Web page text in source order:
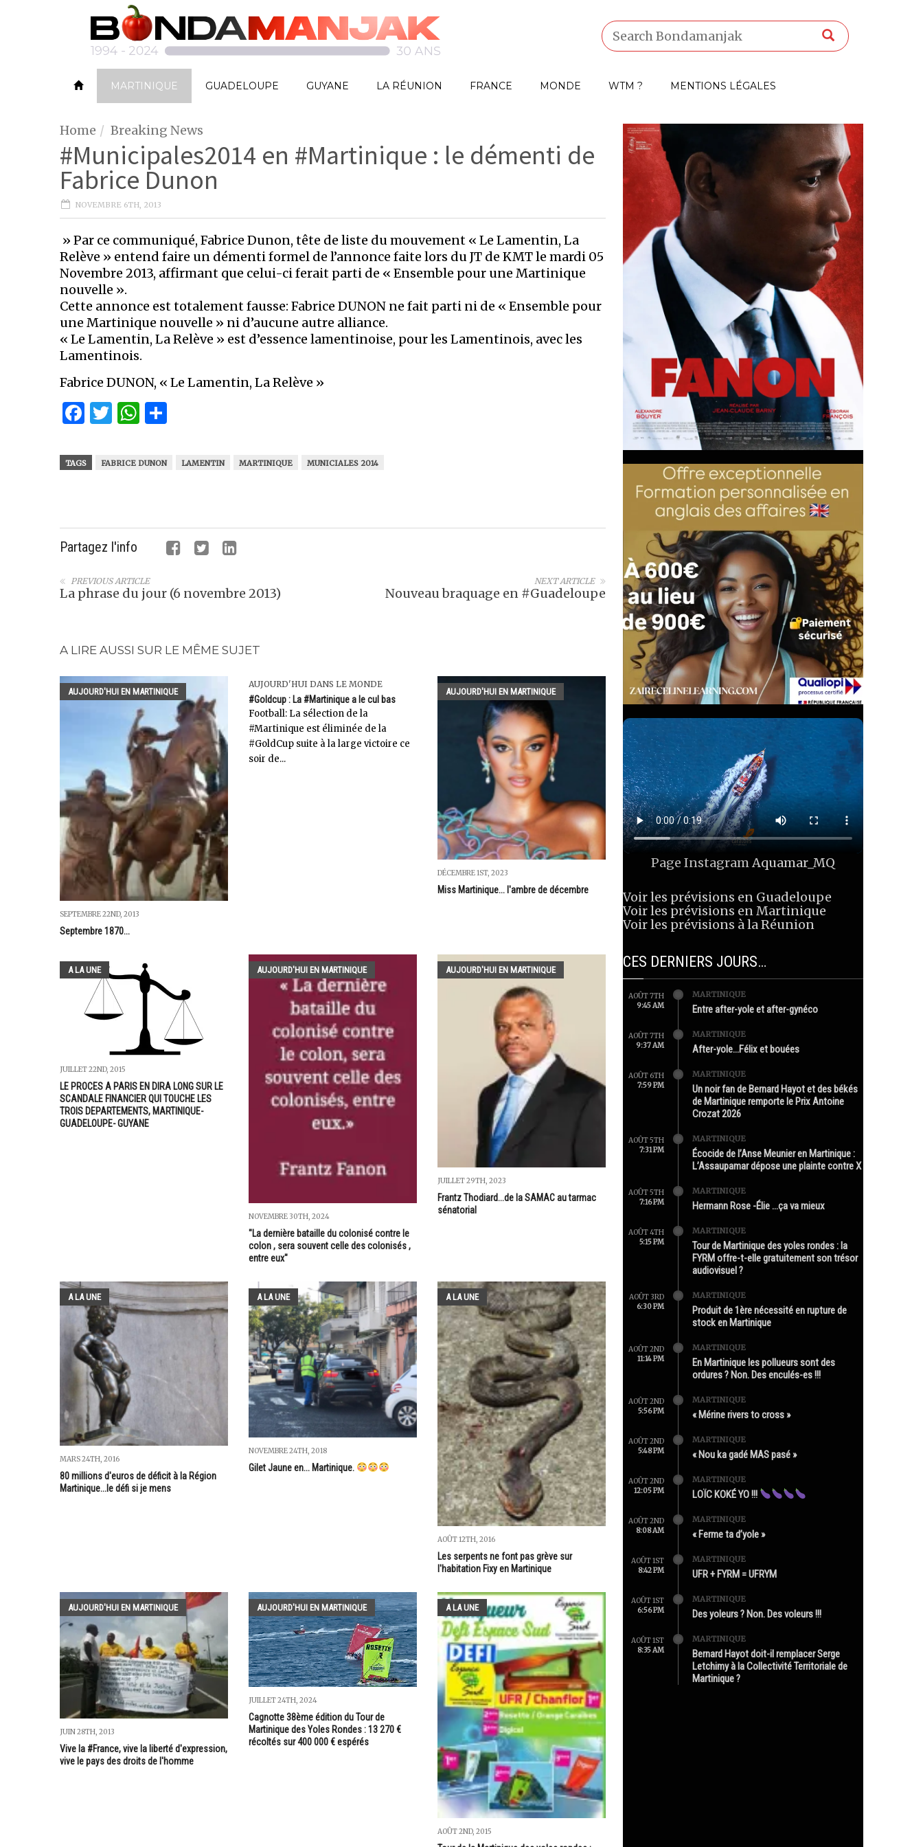
MARTINIQUE GUADELOUPE GUYANE LA RÉUNION FRANCE MONDE WTM ? MENTIONS LÉGALES
Home Breaking News
#Municipales2014 en #Martinique : le démenti de
Fabrice Dunon
NOVEMBRE 6TH, 2013
» Par ce communiqué, Fabrice Dunon, tête de liste du mouvement « Le Lamentin, La
Relève » entend faire un démenti formel de l’annonce faite lors du JT de KMT le mardi 05
Novembre 2013, affirmant que celui-ci ferait parti de « Ensemble pour une Martinique
nouvelle ».
Cette annonce est totalement fausse: Fabrice DUNON ne fait parti ni de « Ensemble pour
une Martinique nouvelle » ni d’aucune autre alliance.
« Le Lamentin, La Relève » est d’essence lamentinoise, pour les Lamentinois, avec les
Lamentinois.
Fabrice DUNON, « Le Lamentin, La Relève »
Facebook
Twitter
WhatsApp
TAGS FABRICE DUNON LAMENTIN MARTINIQUE MUNICIALES 2014
Partagez l'info
NEXT ARTICLE
Nouveau braquage en #Guadeloupe
PREVIOUS ARTICLE
La phrase du jour (6 novembre 2013)
A LIRE AUSSI SUR LE MÊME SUJET
AUJOURD'HUI EN MARTINIQUE
SEPTEMBRE 22ND, 2013
Septembre 1870...
AUJOURD'HUI DANS LE MONDE
#Goldcup : La #Martinique a le cul bas
Football: La sélection de la
#Martinique est éliminée de la
#GoldCup suite à la large victoire ce
soir de...
AUJOURD'HUI EN MARTINIQUE
DÉCEMBRE 1ST, 2023
Miss Martinique... l'ambre de décembre
A LA UNE
JUILLET 22ND, 2015
LE PROCES A PARIS EN DIRA LONG SUR LE
SCANDALE FINANCIER QUI TOUCHE LES
TROIS DEPARTEMENTS, MARTINIQUE-
GUADELOUPE- GUYANE
AUJOURD'HUI EN MARTINIQUE
NOVEMBRE 30TH, 2024
"La dernière bataille du colonisé contre le
colon , sera souvent celle des colonisés ,
entre eux"
AUJOURD'HUI EN MARTINIQUE
JUILLET 29TH, 2023
Frantz Thodiard...de la SAMAC au tarmac
sénatorial
A LA UNE
MARS 24TH, 2016
80 millions d'euros de déficit à la Région
Martinique...le défi si je mens
A LA UNE
NOVEMBRE 24TH, 2018
Gilet Jaune en... Martinique.
A LA UNE
AOÛT 12TH, 2016
Les serpents ne font pas grève sur
l'habitation Fixy en Martinique
AUJOURD'HUI EN MARTINIQUE
JUIN 28TH, 2013
Vive la #France, vive la liberté d'expression,
vive le pays des droits de l'homme
AUJOURD'HUI EN MARTINIQUE
JUILLET 24TH, 2024
Cagnotte 38ème édition du Tour de
Martinique des Yoles Rondes : 13 270 €
récoltés sur 400 000 € espérés
A LA UNE
AOÛT 2ND, 2015
Page InstagramAquamar_MQ
Voir les prévisions en Guadeloupe
Voir les prévisions en Martinique
Voir les prévisions à la Réunion
CES DERNIERS JOURS…
AOÛT 7TH
9:45 AM
MARTINIQUE
Entre after-yole et after-gynéco
AOÛT 7TH
9:37 AM
MARTINIQUE
After-yole…Félix et bouées
AOÛT 6TH
7:59 PM
MARTINIQUE
Un noir fan de Bernard Hayot et des békés
de Martinique remporte le Prix Antoine
Crozat 2026
AOÛT 5TH
7:31 PM
MARTINIQUE
Écocide de l’Anse Meunier en Martinique :
L’Assaupamar dépose une plainte contre X
AOÛT 5TH
7:16 PM
MARTINIQUE
Hermann Rose -Élie …ça va mieux
AOÛT 4TH
5:15 PM
MARTINIQUE
Tour de Martinique des yoles rondes : la
FYRM offre-t-elle gratuitement son trésor
audiovisuel ?
AOÛT 3RD
6:30 PM
MARTINIQUE
Produit de 1ère nécessité en rupture de
stock en Martinique
AOÛT 2ND
11:14 PM
MARTINIQUE
En Martinique les pollueurs sont des
ordures ? Non. Des enculés-es !!!
AOÛT 2ND
5:56 PM
MARTINIQUE
« Mérine rivers to cross »
AOÛT 2ND
5:48 PM
MARTINIQUE
« Nou ka gadé MAS pasé »
AOÛT 2ND
12:05 PM
MARTINIQUE
LOÏC KOKÉ YO !!!
AOÛT 2ND
8:08 AM
MARTINIQUE
« Ferme ta d’yole »
AOÛT 1ST
8:42 PM
MARTINIQUE
UFR + FYRM = UFRYM
AOÛT 1ST
6:56 PM
MARTINIQUE
Des yoleurs ? Non. Des voleurs !!!
AOÛT 1ST
8:35 AM
MARTINIQUE
Bernard Hayot doit-il remplacer Serge
Letchimy à la Collectivité Territoriale de
Martinique ?